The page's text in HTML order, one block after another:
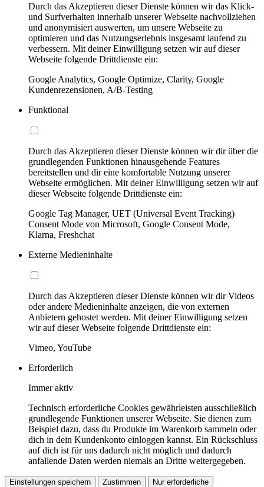
Durch das Akzeptieren dieser Dienste können wir das Klick-
und Surfverhalten innerhalb unserer Webseite nachvollziehen
und anonymisiert auswerten, um unsere Webseite zu
optimieren und das Nutzungserlebnis insgesamt laufend zu
verbessern. Mit deiner Einwilligung setzen wir auf dieser
Webseite folgende Drittdienste ein:
Google Analytics, Google Optimize, Clarity, Google
Kundenrezensionen, A/B-Testing
Funktional
Durch das Akzeptieren dieser Dienste können wir dir über die
grundlegenden Funktionen hinausgehende Features
bereitstellen und dir eine komfortable Nutzung unserer
Webseite ermöglichen. Mit deiner Einwilligung setzen wir auf
dieser Webseite folgende Drittdienste ein:
Google Tag Manager, UET (Universal Event Tracking)
Consent Mode von Microsoft, Google Consent Mode,
Klarna, Freshchat
Externe Medieninhalte
Durch das Akzeptieren dieser Dienste können wir dir Videos
oder andere Medieninhalte anzeigen, die von externen
Anbietern gehostet werden. Mit deiner Einwilligung setzen
wir auf dieser Webseite folgende Drittdienste ein:
Vimeo, YouTube
Erforderlich
Immer aktiv
Technisch erforderliche Cookies gewährleisten ausschließlich
grundlegende Funktionen unserer Webseite. Sie dienen zum
Beispiel dazu, dass du Produkte im Warenkorb sammeln oder
dich in dein Kundenkonto einloggen kannst. Ein Rückschluss
auf dich ist für uns dadurch nicht möglich und dadurch
anfallende Daten werden niemals an Dritte weitergegeben.
Einstellungen speichern Zustimmen Nur erforderliche